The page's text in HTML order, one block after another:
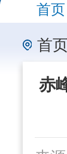
首页
首页
赤